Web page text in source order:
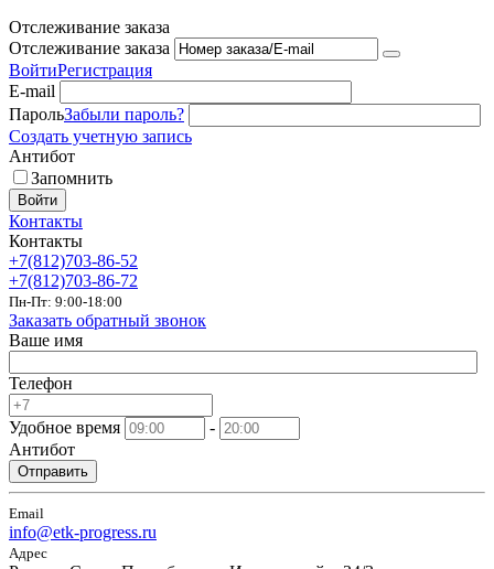
Отслеживание заказа
Отслеживание заказа
ВойтиРегистрация
E-mail
ПарольЗабыли пароль?
Создать учетную запись
Антибот
Запомнить
Войти
Контакты
Контакты
+7(812)703-86-52
+7(812)703-86-72
Пн-Пт: 9:00-18:00
Заказать обратный звонок
Ваше имя
Телефон
Удобное время
-
Антибот
Отправить
Email
info@etk-progress.ru
Адрес